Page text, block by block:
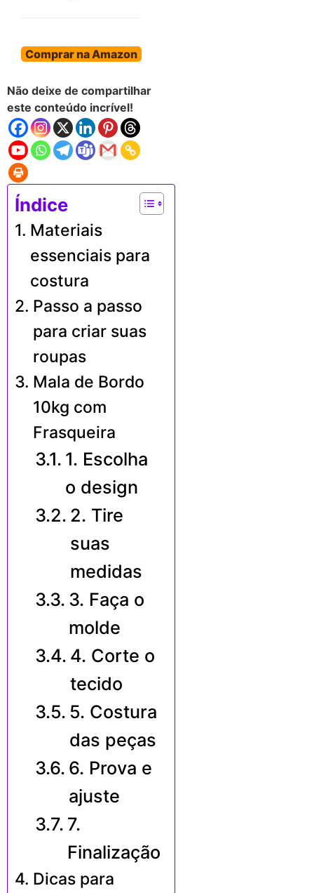
Comprar na Amazon
Não deixe de compartilhar
este conteúdo incrível!
Índice
Materiais
essenciais para
costura
Passo a passo
para criar suas
roupas
Mala de Bordo
10kg com
Frasqueira
1. Escolha
o design
2. Tire
suas
medidas
3. Faça o
molde
4. Corte o
tecido
5. Costura
das peças
6. Prova e
ajuste
7.
Finalização
Dicas para